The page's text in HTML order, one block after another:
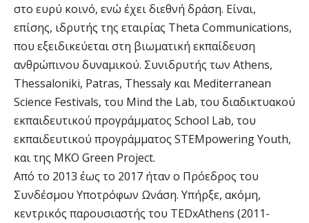
στο ευρύ κοινό, ενώ έχει διεθνή δράση. Είναι,
επίσης, ιδρυτής της εταιρίας Theta Communications,
που εξειδικεύεται στη βιωματική εκπαίδευση
ανθρώπινου δυναμικού. Συνιδρυτής των Athens,
Thessaloniki, Patras, Thessaly και Mediterranean
Science Festivals, του Mind the Lab, του διαδικτυακού
εκπαιδευτικού προγράμματος School Lab, του
εκπαιδευτικού προγράμματος STEMpowering Youth,
και της ΜΚΟ Green Project.
Από το 2013 έως το 2017 ήταν ο Πρόεδρος του
Συνδέσμου Υποτρόφων Ωνάση. Υπήρξε, ακόμη,
κεντρικός παρουσιαστής του TEDxAthens (2011-